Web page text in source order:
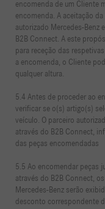
encomenda de um Cliente
encomenda. A aceitação
autorizado Mercedes-Benz
B2B Connect. A este
para receção das
a encomenda, o Cliente
qualquer altura.
5.4 Antes de proceder ao
verificar se o(s) artigo(s)
veículo. O parceiro
através do B2B Connect,
das peças encomendadas
5.5 Ao encomendar peças
através do B2B Connect,
Mercedes-Benz serão
desconto correspondente